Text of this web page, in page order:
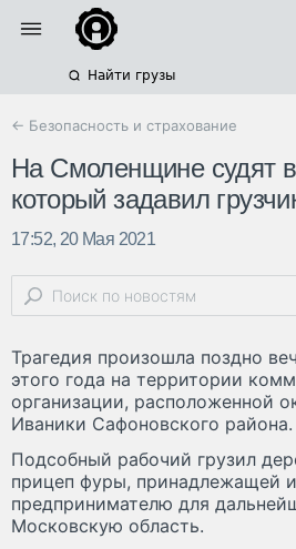
Найти грузы
← Безопасность и страхование
На Смоленщине судят
который задавил
17:52, 20 Мая 2021
Трагедия произошла поздно
этого года на территории
организации, расположенной
Иваники Сафоновского района.
Подсобный рабочий грузил
прицеп фуры, принадлежащей
предпринимателю для
Московскую область.